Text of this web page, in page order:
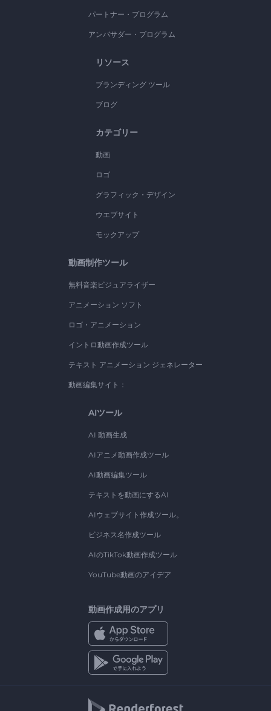
パートナー・プログラム
アンバサダー・プログラム
リソース
ブランディング ツール
ブログ
カテゴリー
動画
ロゴ
グラフィック・デザイン
ウエブサイト
モックアップ
動画制作ツール
無料音楽ビジュアライザー
アニメーション ソフト
ロゴ・アニメーション
イントロ動画作成ツール
テキスト アニメーション ジェネレーター
動画編集サイト：
AIツール
AI 動画生成
AIアニメ動画作成ツール
AI動画編集ツール
テキストを動画にするAI
AIウェブサイト作成ツール。
ビジネス名作成ツール
AIのTikTok動画作成ツール
YouTube動画のアイデア
動画作成用のアプリ